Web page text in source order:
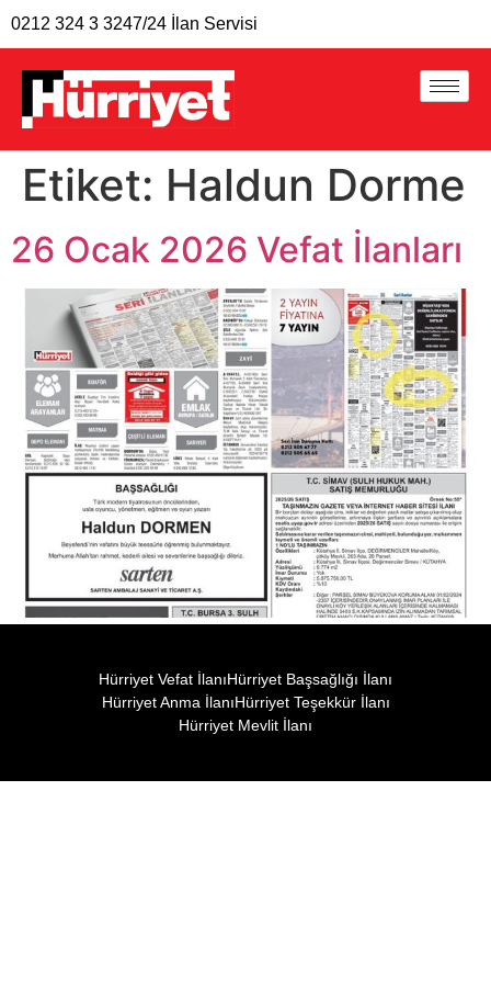
0212 324 3 3247/24 İlan Servisi
Etiket: Haldun Dorme
26 Ocak 2026 Vefat İlanları
Hürriyet Vefat İlanıHürriyet Başsağlığı İlanı
Hürriyet Anma İlanıHürriyet Teşekkür İlanı
Hürriyet Mevlit İlanı